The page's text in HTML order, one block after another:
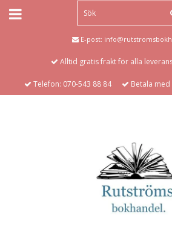
E-post:
Alltid gratis frakt för alla
Telefon: 070-543 88 84 Betala med